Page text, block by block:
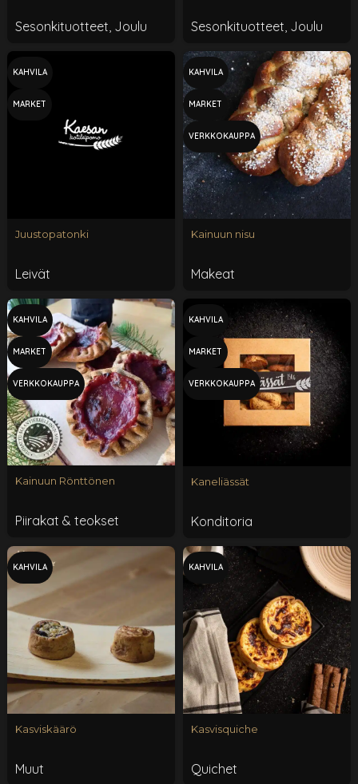
Sesonkituotteet Joulu Sesonkituotteet Joulu
KAHVILA
MARKET
Juustopatonki
Leivät
KAHVILA
MARKET
VERKKOKAUPPA
Kainuun nisu
Makeat
KAHVILA
MARKET
VERKKOKAUPPA
Kainuun Rönttönen
Piirakat & teokset
KAHVILA
MARKET
VERKKOKAUPPA
Kaneliässät
Konditoria
KAHVILA
Kasviskäärö
Muut
KAHVILA
Kasvisquiche
Quichet